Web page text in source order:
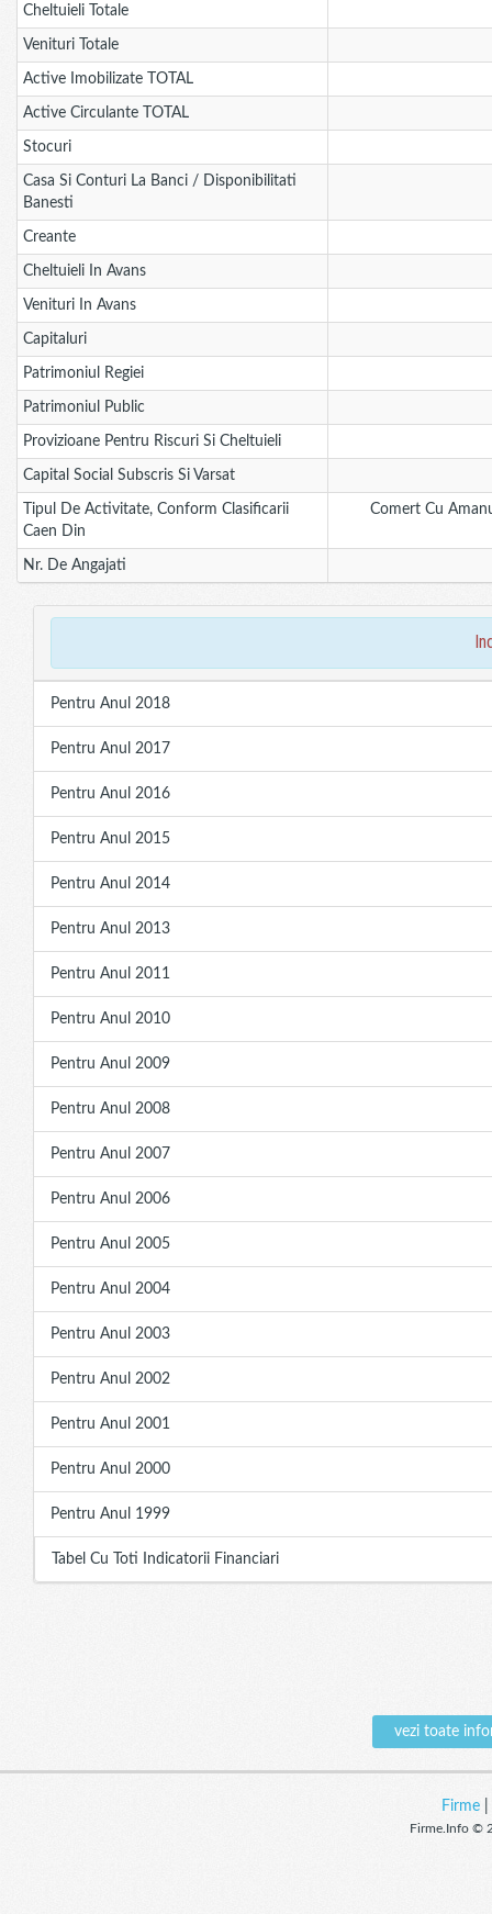
Cheltuieli Totale
Venituri Totale
Active Imobilizate TOTAL
Active Circulante TOTAL
Stocuri
Casa Si Conturi La Banci / Disponibilitati
Banesti
Creante
Cheltuieli In Avans
Venituri In Avans
Capitaluri
Patrimoniul Regiei
Patrimoniul Public
Provizioane Pentru Riscuri Si Cheltuieli
Capital Social Subscris Si Varsat
Tipul De Activitate, Conform Clasificarii
Caen Din
Comert Cu
Nr. De Angajati
Pentru Anul 2018
Pentru Anul 2017
Pentru Anul 2016
Pentru Anul 2015
Pentru Anul 2014
Pentru Anul 2013
Pentru Anul 2011
Pentru Anul 2010
Pentru Anul 2009
Pentru Anul 2008
Pentru Anul 2007
Pentru Anul 2006
Pentru Anul 2005
Pentru Anul 2004
Pentru Anul 2003
Pentru Anul 2002
Pentru Anul 2001
Pentru Anul 2000
Pentru Anul 1999
Tabel Cu Toti Indicatorii Financiari
vezi toate
Firme|
Firme.Info ©